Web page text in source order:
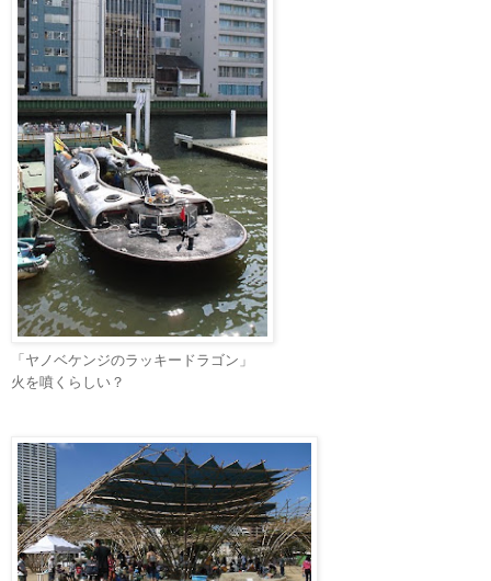
「ヤノベケンジのラッキードラゴン」
火を噴くらしい ？